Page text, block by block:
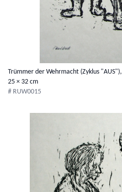
Trümmer der Wehrmacht (Zyklus "AUS"),
25 × 32 cm
# RUW0015